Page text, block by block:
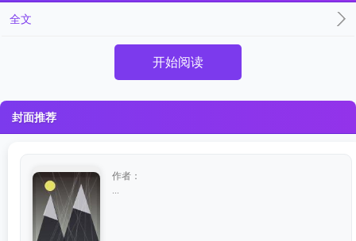
全文
开始阅读
封面推荐
作者：